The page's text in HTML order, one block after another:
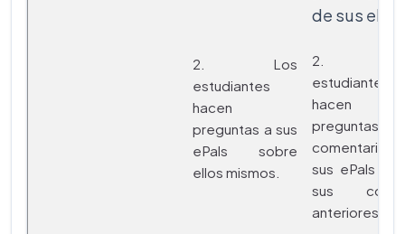
2. Los
estudiantes
hacen
preguntas a sus
ePals sobre
ellos mismos.
de sus
2.
estudiantes
hacen
sus ePals
sus
anteriores